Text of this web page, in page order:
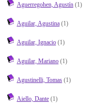
Aguerregohen, Agustín(1)
Aguilar, Agustina(1)
Aguilar, Ignacio(1)
Aguilar, Mariano(1)
Agustinelli, Tomas(1)
Aiello, Dante(1)